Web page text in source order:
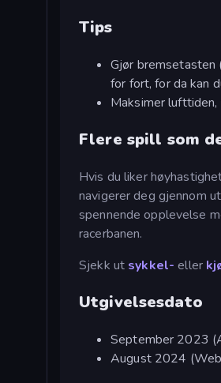
Tips
Gjør bremsetasten
for fort, for da kan
Maksimer
Flere spill som
Hvis du liker
navigerer deg gjennom
spennende opplevelse
racerbanen.
Sjekk ut sykkel- eller
Utgivelsesdato
September 2023
August 2024